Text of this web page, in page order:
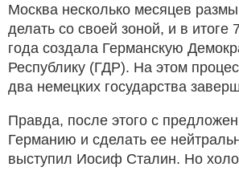
Москва несколько месяцев
делать со своей зоной, и в итоге
года создала Германскую
Республику (ГДР). На этом
два немецких государства
Правда, после этого с
Германию и сделать ее
выступил Иосиф Сталин. Но